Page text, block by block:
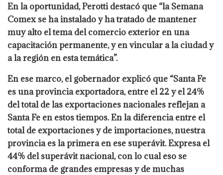
En la oportunidad, Perotti destacó que “la Semana
Comex se ha instalado y ha tratado de mantener
muy alto el tema del comercio exterior en una
capacitación permanente, y en vincular a la ciudad y
a la región en esta temática”.
En ese marco, el gobernador explicó que “Santa Fe
es una provincia exportadora, entre el 22 y el 24%
del total de las exportaciones nacionales reflejan a
Santa Fe en estos tiempos. En la diferencia entre el
total de exportaciones y de importaciones, nuestra
provincia es la primera en ese superávit. Expresa el
44% del superávit nacional, con lo cual eso se
conforma de grandes empresas y de muchas